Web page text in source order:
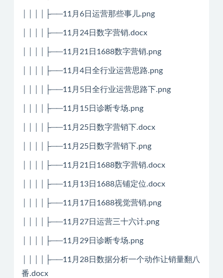
││││├──11月6日运营那些事儿.png
││││├──11月24日数字营销.docx
││││├──11月21日1688数字营销.png
││││├──11月4日全行业运营思路.png
││││├──11月5日全行业运营思路下.png
││││├──11月15日诊断专场.png
││││├──11月25日数字营销下.docx
││││├──11月25日数字营销下.png
││││├──11月21日1688数字营销.docx
││││├──11月13日1688店铺定位.docx
││││├──11月17日1688视觉营销.png
││││├──11月27日运营三十六计.png
││││├──11月29日诊断专场.png
││││├──11月28日数据分析一个动作让销量翻八
番.docx